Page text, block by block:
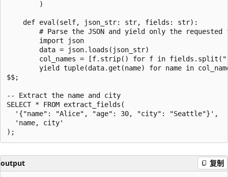
        )
    def eval(self, json_str: str, fields: str):
# Parse the JSON and yield only the requested
        import json
        data = json.loads(json_str)
col_names = [f.strip() for f in
yield tuple(data.get(name) for name in
$$;
-- Extract the name and city
SELECT * FROM extract_fields(
  '{"name": "Alice", "age": 30, "city": "Seattle"}',
  'name, city'
output 复制